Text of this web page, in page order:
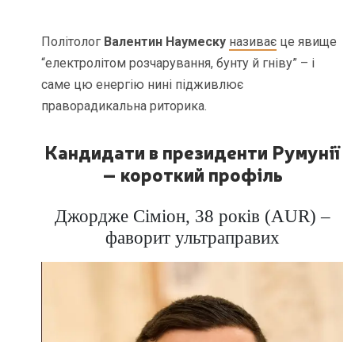
Політолог Валентин Наумеску називає це явище
“електролітом розчарування, бунту й гніву” – і
саме цю енергію нині підживлює
праворадикальна риторика.
Кандидати в президенти Румунії
– короткий профіль
Джордже Сіміон, 38 років (AUR) –
фаворит ультраправих